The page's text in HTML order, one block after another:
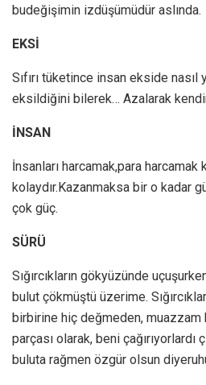
budeğişimin izdüşümüdür aslında.
EKSİ
Sıfırı tüketince insan ekside nasıl
eksildiğini bilerek… Azalarak
İNSAN
İnsanları harcamak,para harcamak
kolaydır.Kazanmaksa bir o kadar
çok güç.
SÜRÜ
Sığırcıkların gökyüzünde
bulut çökmüştü üzerime.
birbirine hiç değmeden, muazzam
parçası olarak, beni çağırıyorlardı
buluta rağmen özgür olsun